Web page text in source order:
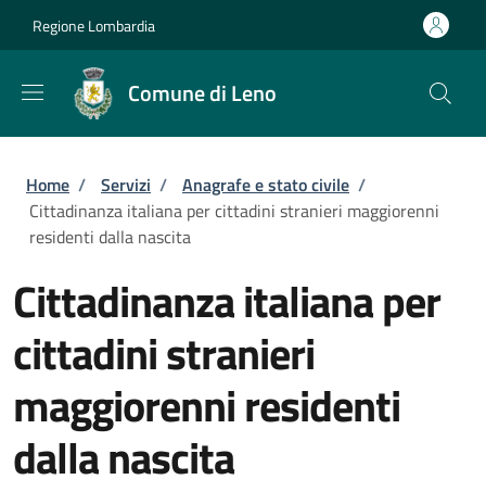
Regione Lombardia
Comune di Leno
Briciole di pane
Home / Servizi / Anagrafe e stato civile /
Cittadinanza italiana per cittadini stranieri maggiorenni
residenti dalla nascita
Cittadinanza italiana per
cittadini stranieri
maggiorenni residenti
dalla nascita